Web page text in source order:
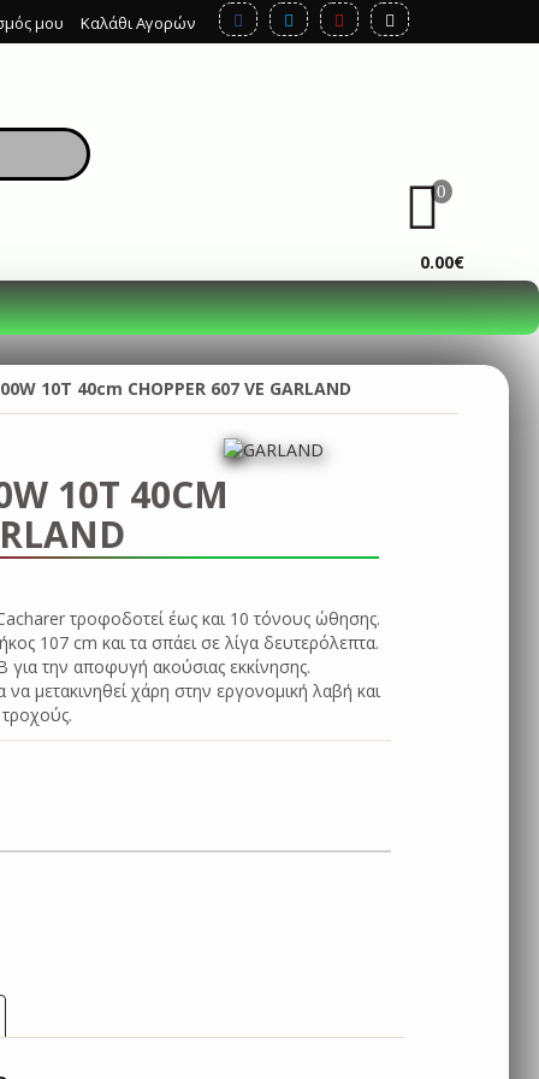
μου Καλάθι Αγορών
0
0.00€
10T 40cm CHOPPER 607 VE GARLAND
10T 40CM
τροφοδοτεί έως και 10 τόνους ώθησης.
107 cm και τα σπάει σε λίγα δευτερόλεπτα.
για την αποφυγή ακούσιας εκκίνησης.
μετακινηθεί χάρη στην εργονομική λαβή και